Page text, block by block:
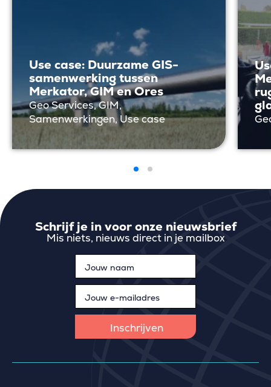
Use case: Duurzame GIS-
samenwerking tussen
Merkator, GIM en Ores
Geo Services, GIM,
Samenwerkingen, Use case
Schrijf je in voor onze nieuwsbrief
Mis niets, nieuws direct in je mailbox